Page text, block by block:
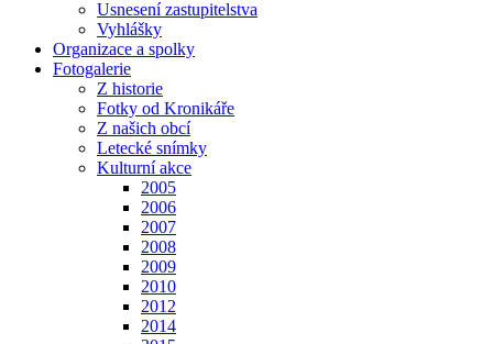
Usnesení zastupitelstva
Vyhlášky
Organizace a spolky
Fotogalerie
Z historie
Fotky od Kronikáře
Z našich obcí
Letecké snímky
Kulturní akce
2005
2006
2007
2008
2009
2010
2012
2014